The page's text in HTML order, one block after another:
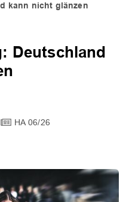
kann nicht glänzen
Deutschland
HA 06/26